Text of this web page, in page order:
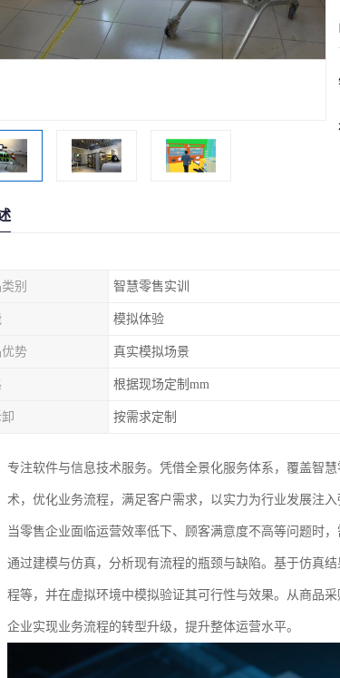
别 智慧零售实训
模拟体验
势 真实模拟场景
根据现场定制mm
按需求定制
专注软件与信息技术服务。凭借全景化服务体系，覆盖智
术，优化业务流程，满足客户需求，以实力为行业发展注入
当零售企业面临运营效率低下、顾客满意度不高等问题时
通过建模与仿真，分析现有流程的瓶颈与缺陷。基于仿真
程等，并在虚拟环境中模拟验证其可行性与效果。从商品
企业实现业务流程的转型升级，提升整体运营水平。